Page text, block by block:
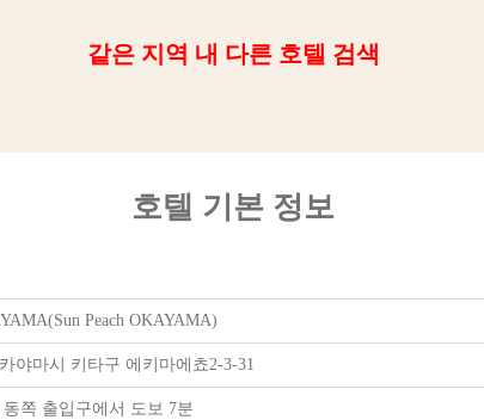
같은 지역 내 다른 호텔 검색
호텔 기본 정보
Peach OKAYAMA)
야마시 키타구 에키마에쵸2-3-31
쪽 출입구에서 도보 7분